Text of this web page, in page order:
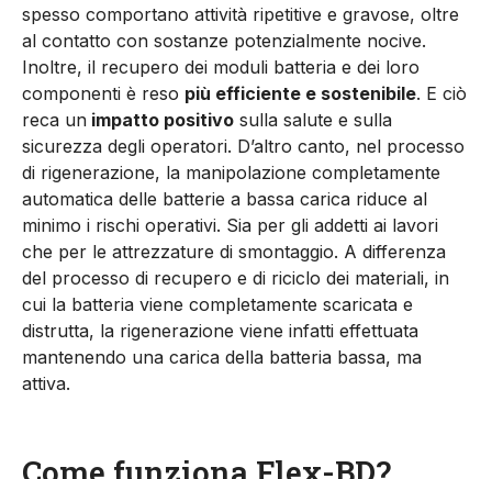
spesso comportano attività ripetitive e gravose, oltre
al contatto con sostanze potenzialmente nocive.
Inoltre, il recupero dei moduli batteria e dei loro
componenti è reso più efficiente e sostenibile. E ciò
reca un impatto positivo sulla salute e sulla
sicurezza degli operatori. D’altro canto, nel processo
di rigenerazione, la manipolazione completamente
automatica delle batterie a bassa carica riduce al
minimo i rischi operativi. Sia per gli addetti ai lavori
che per le attrezzature di smontaggio. A differenza
del processo di recupero e di riciclo dei materiali, in
cui la batteria viene completamente scaricata e
distrutta, la rigenerazione viene infatti effettuata
mantenendo una carica della batteria bassa, ma
attiva.